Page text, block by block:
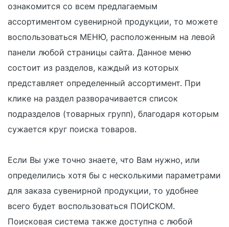
ознакомится со всем предлагаемым
ассортиментом сувенирной продукции, то можете
воспользоваться МЕНЮ, расположенным на левой
панели любой страницы сайта. Данное меню
состоит из разделов, каждый из которых
представляет определенный ассортимент. При
клике на раздел разворачивается список
подразделов (товарных групп), благодаря которым
сужается круг поиска товаров.
Если Вы уже точно знаете, что Вам нужно, или
определились хотя бы с несколькими параметрами
для заказа сувенирной продукции, то удобнее
всего будет воспользоваться ПОИСКОМ.
Поисковая система также доступна с любой